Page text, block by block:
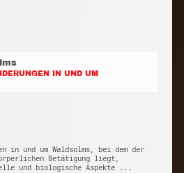
IN UND UM
in und um Waldsolms, bei dem der
Betätigung liegt,
und biologische Aspekte ...